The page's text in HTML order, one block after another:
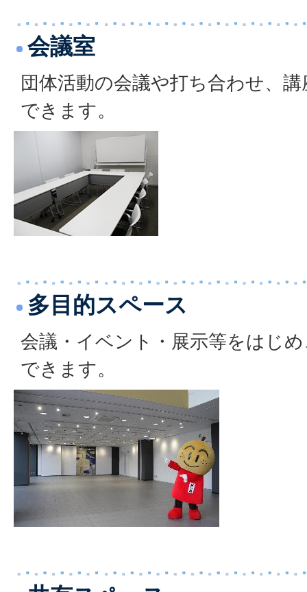
会議室
団体活動の会議や打ち合わせ、
できます。
多目的スペース
会議・イベント・展示等をはじ
できます。